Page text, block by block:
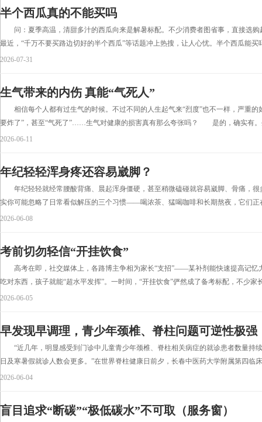
半个西瓜真的不能买吗
问：夏季高温，清甜多汁的西瓜向来是解暑标配。不少消费者图省事，直接选购
最近，“千万不要买路边切好的半个西瓜”等话题冲上热搜，让人心忧。半个西瓜能
2026-07-31
生气带来的内伤 真能“气死人”
相信每个人都有过生气的时候。不过不同的人生起气来“烈度”也不一样，严重的
要炸了”，甚至“气死了”……生气对健康的损害真有那么夸张吗？ 是的，确实有。
2026-06-11
年纪轻轻浑身疼还容易崴脚？
年纪轻轻就经常腰酸背痛、晨起浑身僵硬，甚至稍微磕碰就容易崴脚、骨痛，很
实你可能忽略了日常看似解压的三个习惯——喝浓茶、猛喝咖啡和长期熬夜，它们正
2026-06-08
考前切勿轻信“开挂饮食”
高考在即，社交媒体上，各路博主争相为家长“支招”——某补剂能快速提高记忆
吃对东西，孩子就能“超水平发挥”。一时间，“开挂饮食”俨然成了备考标配，不少家
2026-06-05
早发现早调理，青少年颈椎、脊柱问题可逆性极强
“近几年，明显感受到门诊中儿童青少年颈椎、脊柱相关病症的就诊患者数量持
日及寒暑假就诊人数会更多。”在世界脊柱健康日前夕，长春中医药大学附属第四临
2026-06-04
盲目追求“断碳”“极低碳水”不可取（服务窗）